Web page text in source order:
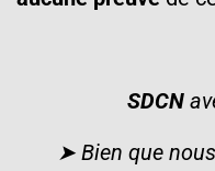
SDCN
➤ Bien que